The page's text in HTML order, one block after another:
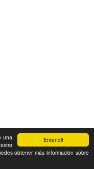
Entendi!
una
obtener más información sobre